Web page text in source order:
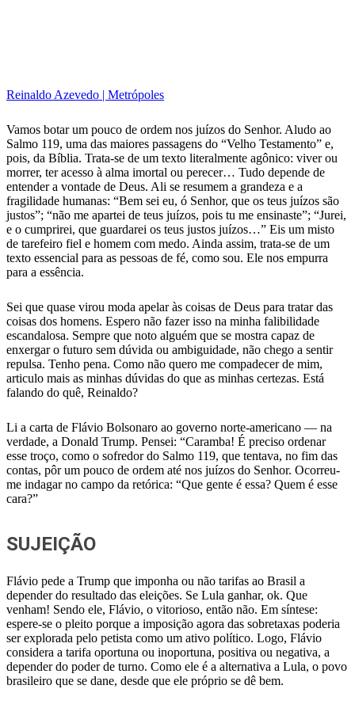
Reinaldo Azevedo | Metrópoles
Vamos botar um pouco de ordem nos juízos do Senhor. Aludo ao
Salmo 119, uma das maiores passagens do “Velho Testamento” e,
pois, da Bíblia. Trata-se de um texto literalmente agônico: viver ou
morrer, ter acesso à alma imortal ou perecer… Tudo depende de
entender a vontade de Deus. Ali se resumem a grandeza e a
fragilidade humanas: “Bem sei eu, ó Senhor, que os teus juízos são
justos”; “não me apartei de teus juízos, pois tu me ensinaste”; “Jurei,
e o cumprirei, que guardarei os teus justos juízos…” Eis um misto
de tarefeiro fiel e homem com medo. Ainda assim, trata-se de um
texto essencial para as pessoas de fé, como sou. Ele nos empurra
para a essência.
Sei que quase virou moda apelar às coisas de Deus para tratar das
coisas dos homens. Espero não fazer isso na minha falibilidade
escandalosa. Sempre que noto alguém que se mostra capaz de
enxergar o futuro sem dúvida ou ambiguidade, não chego a sentir
repulsa. Tenho pena. Como não quero me compadecer de mim,
articulo mais as minhas dúvidas do que as minhas certezas. Está
falando do quê, Reinaldo?
Li a carta de Flávio Bolsonaro ao governo norte-americano — na
verdade, a Donald Trump. Pensei: “Caramba! É preciso ordenar
esse troço, como o sofredor do Salmo 119, que tentava, no fim das
contas, pôr um pouco de ordem até nos juízos do Senhor. Ocorreu-
me indagar no campo da retórica: “Que gente é essa? Quem é esse
cara?”
SUJEIÇÃO
Flávio pede a Trump que imponha ou não tarifas ao Brasil a
depender do resultado das eleições. Se Lula ganhar, ok. Que
venham! Sendo ele, Flávio, o vitorioso, então não. Em síntese:
espere-se o pleito porque a imposição agora das sobretaxas poderia
ser explorada pelo petista como um ativo político. Logo, Flávio
considera a tarifa oportuna ou inoportuna, positiva ou negativa, a
depender do poder de turno. Como ele é a alternativa a Lula, o povo
brasileiro que se dane, desde que ele próprio se dê bem.